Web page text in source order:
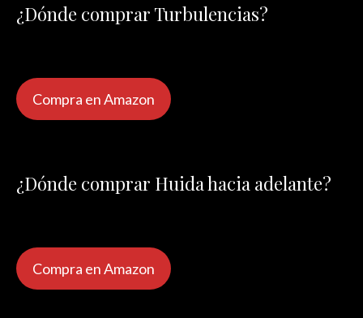
¿Dónde comprar Turbulencias?
Compra en Amazon
¿Dónde comprar Huida hacia adelante?
Compra en Amazon